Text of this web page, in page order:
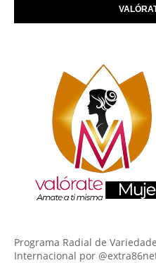
Programa Radial de
Internacional por